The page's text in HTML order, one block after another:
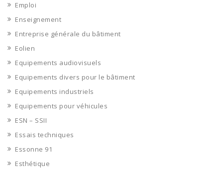
Emploi
Enseignement
Entreprise générale du bâtiment
Eolien
Equipements audiovisuels
Equipements divers pour le bâtiment
Equipements industriels
Equipements pour véhicules
ESN – SSII
Essais techniques
Essonne 91
Esthétique